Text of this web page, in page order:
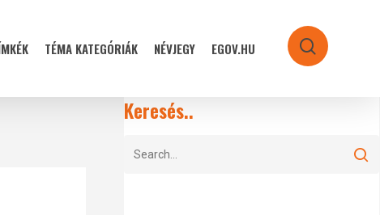
TÉMA KATEGÓRIÁK NÉVJEGY EGOV.HU search
Keresés..